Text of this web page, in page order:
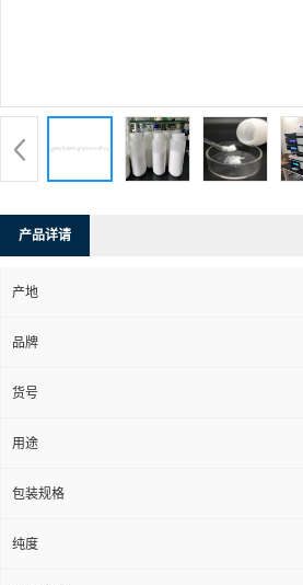
产品详请
产地
品牌
货号
用途
包装规格
纯度